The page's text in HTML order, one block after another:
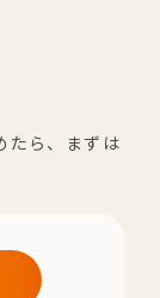
たら、まずは